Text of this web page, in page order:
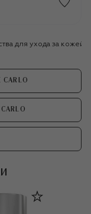
для ухода за кожей